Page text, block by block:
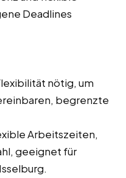
Deadlines
nötig, um
begrenzte
Arbeitszeiten,
geeignet für